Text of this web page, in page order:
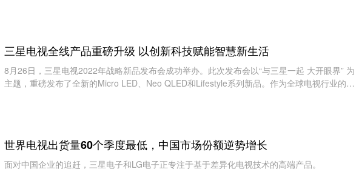
三星电视全线产品重磅升级 以创新科技赋能智慧新生活
8月26日，三星电视2022年战略新品发布会成功举办。此次发布会以“与三星一起 大开眼界” 为
主题，重磅发布了全新的Micro LED、Neo QLED和Lifestyle系列新品。作为全球电视行业的佼
世界电视出货量60个季度最低，中国市场份额逆势增长
面对中国企业的追赶，三星电子和LG电子正专注于基于差异化电视技术的高端产品。